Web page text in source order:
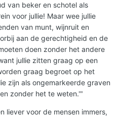
van beker en schotel als
voor jullie! Maar wee jullie
van munt, wijnruit en
aan de gerechtigheid en de
doen zonder het andere
jullie zitten graag op een
graag begroet op het
zijn als ongemarkeerde graven
zonder het te weten.'"
liever voor de mensen immers,